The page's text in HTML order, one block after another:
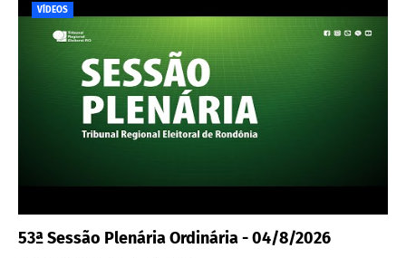
VÍDEOS
53ª Sessão Plenária Ordinária - 04/8/2026